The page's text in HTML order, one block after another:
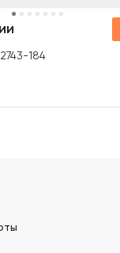
184